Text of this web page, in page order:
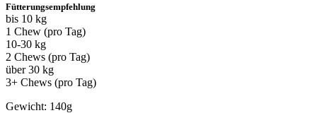
Fütterungsempfehlung
bis 10 kg
1 Chew (pro Tag)
10-30 kg
2 Chews (pro Tag)
über 30 kg
3+ Chews (pro Tag)
Gewicht: 140g